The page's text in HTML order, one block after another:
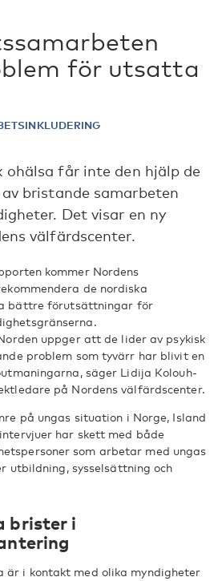
för utsatta
ohälsa får inte den hjälp de
bristande samarbeten
Det visar en ny
välfärdscenter.
kommer Nordens
de nordiska
bättre förutsättningar för
uppger att de lider av psykisk
problem som tyvärr har blivit en
säger Lidija Kolouh-
på Nordens välfärdscenter.
på ungas situation i Norge, Island
har skett med både
som arbetar med ungas
utbildning, sysselsättning och
brister i
är i kontakt med olika myndigheter